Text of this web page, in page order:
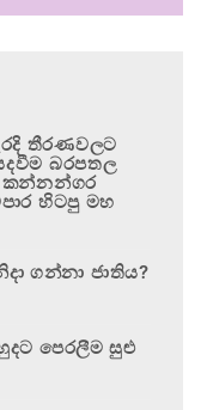
තීරණවලට
බරපතල
කන්නන්ගර
හිටපු මහ
ගන්නා ජාතිය?
පෙරලීම සුළු